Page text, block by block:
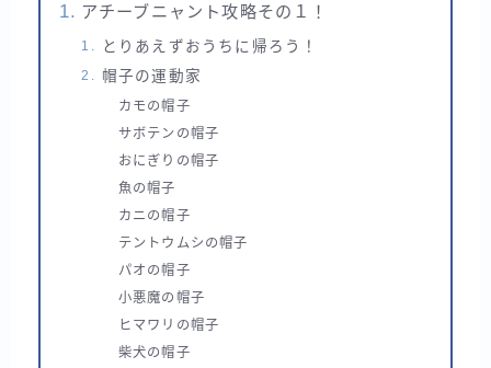
アチーブニャント攻略その１！
とりあえずおうちに帰ろう！
帽子の運動家
カモの帽子
サボテンの帽子
おにぎりの帽子
魚の帽子
カニの帽子
テントウムシの帽子
パオの帽子
小悪魔の帽子
ヒマワリの帽子
柴犬の帽子